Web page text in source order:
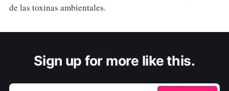
de las toxinas ambientales.
Sign up for more like this.